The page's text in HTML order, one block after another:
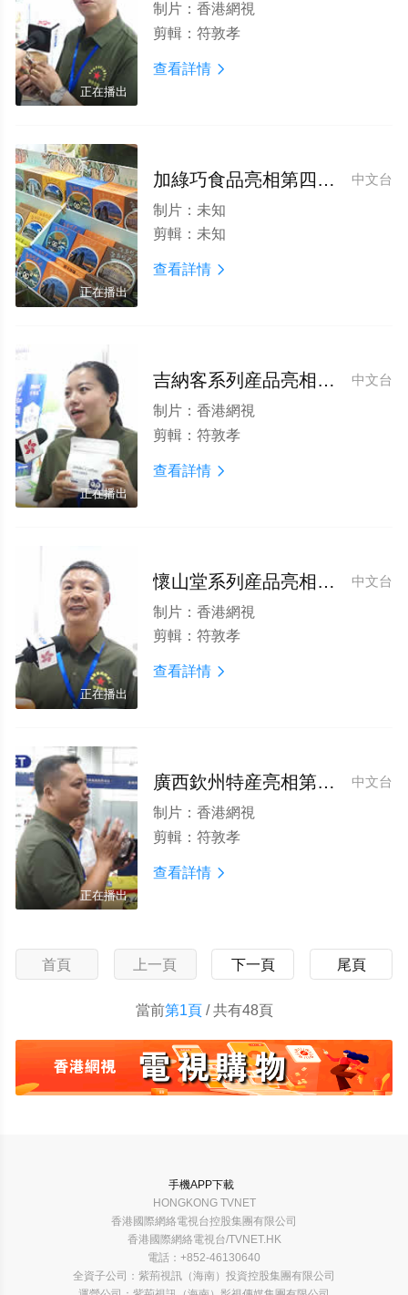
正在播出
制片： 香港網視
剪輯： 符敦孝
查看詳情 
正在播出
中文台
加綠巧食品亮相第四屆全球食品飲料論壇博覽會
制片： 未知
剪輯： 未知
查看詳情 
正在播出
中文台
吉納客系列産品亮相第四屆全球食品飲料論壇博覽會
制片： 香港網視
剪輯： 符敦孝
查看詳情 
正在播出
中文台
懷山堂系列産品亮相第四屆全球食品飲料論壇博覽會
制片： 香港網視
剪輯： 符敦孝
查看詳情 
正在播出
中文台
廣西欽州特産亮相第四屆全球食品飲料論壇博覽會
制片： 香港網視
剪輯： 符敦孝
查看詳情 
首頁 上一頁 下一頁 尾頁
當前第1頁/ 共有48頁
手機APP下載
HONGKONG TVNET
香港國際網絡電視台控股集團有限公司
香港國際網絡電視台/TVNET.HK
電話：+852-46130640
全資子公司：紫荊視訊（海南）投資控股集團有限公司